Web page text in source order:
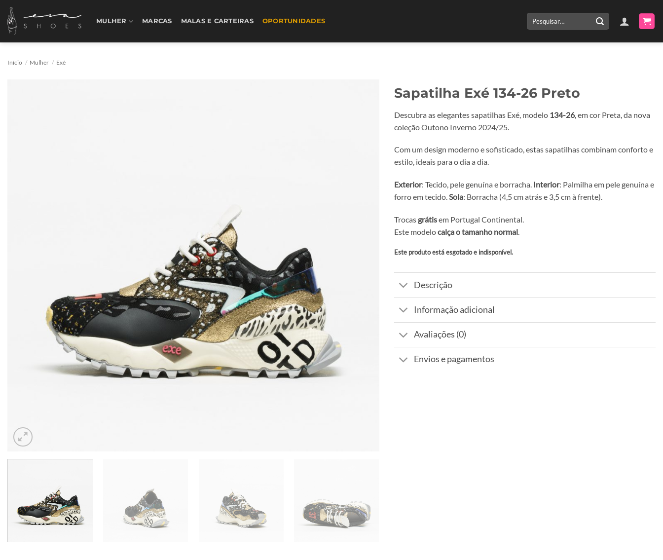
Skip
content
MULHER MARCAS MALAS E CARTEIRAS OPORTUNIDADES
Pesquisar
por:
Início / Mulher / Exé
Sapatilha Exé 134-26 Preto
Descubra as elegantes sapatilhas Exé, modelo 134-26, em cor Preta, da nova
coleção Outono Inverno 2024/25.
Com um design moderno e sofisticado, estas sapatilhas combinam conforto e
estilo, ideais para o dia a dia.
Exterior: Tecido, pele genuína e borracha. Interior: Palmilha em pele genuína e
forro em tecido.Sola: Borracha (4,5 cm atrás e 3,5 cm à frente).
Trocas grátisem Portugal Continental.
Este modelocalça o tamanho normal.
Este produto está esgotado e indisponível.
Alternative:
Descrição
Informação adicional
Avaliações (0)
Envios e pagamentos